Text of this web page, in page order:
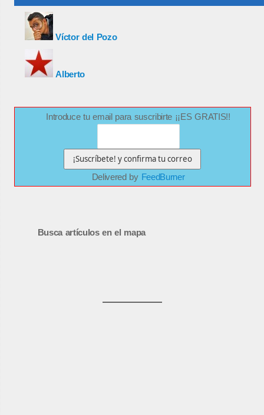
Víctor del Pozo
Alberto
Introduce tu email para suscribirte ¡¡ES GRATIS!!
Delivered by FeedBurner
Busca artículos en el mapa